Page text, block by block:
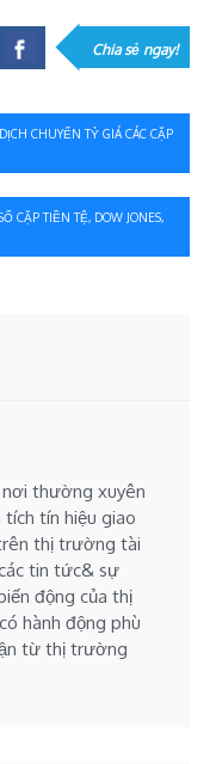
Chia sẻ ngay!
CHUYỂN TỶ GIÁ CÁC CẶP
CẶP TIỀN TỆ, DOW JONES,
thường xuyên
tích tín hiệu giao
thị trường tài
tin tức& sự
động của thị
hành động phù
từ thị trường